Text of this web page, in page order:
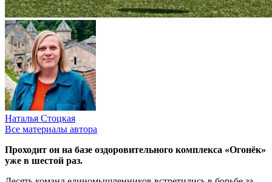
Наталья Стоцкая
Все материалы автора
Проходит он на базе оздоровительного комплекса «Огонёк»
уже в шестой раз.